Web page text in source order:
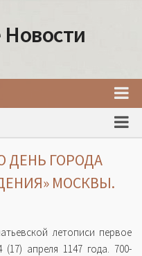
Новости
ДЕНЬ ГОРОДА
МОСКВЫ.
летописи первое
апреля 1147 года. 700-